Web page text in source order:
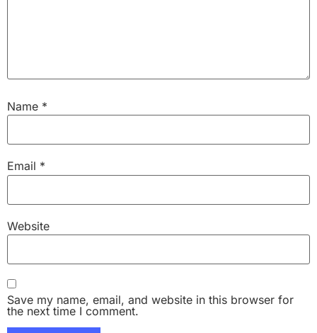
Name *
Email *
Website
Save my name, email, and website in this browser for
the next time I comment.